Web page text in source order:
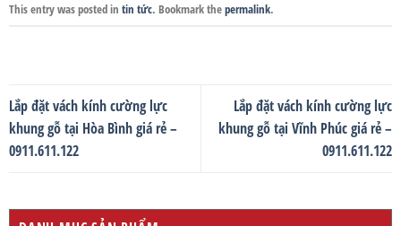
This entry was posted in tin tức. Bookmark thepermalink.
Lắp đặt vách kính cường lực
khung gỗ tại Hòa Bình giá rẻ –
0911.611.122
Lắp đặt vách kính cường lực
khung gỗ tại Vĩnh Phúc giá rẻ –
0911.611.122